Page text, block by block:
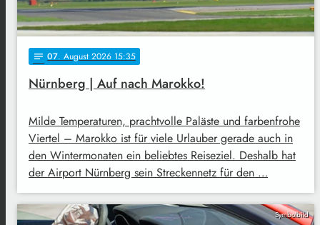
notes 07. August 2026 15:35
Nürnberg | Auf nach Marokko!
Milde Temperaturen, prachtvolle Paläste und farbenfrohe
Viertel – Marokko ist für viele Urlauber gerade auch in
den Wintermonaten ein beliebtes Reiseziel. Deshalb hat
der Airport Nürnberg sein Streckennetz für den …
Symbolbild